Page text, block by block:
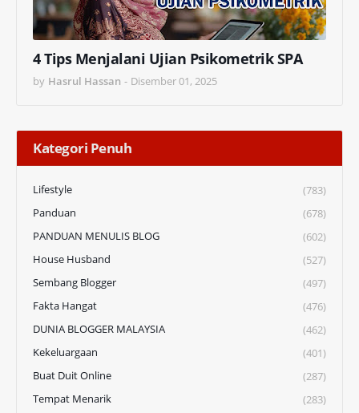
4 Tips Menjalani Ujian Psikometrik SPA
by Hasrul Hassan - Disember 01, 2025
Kategori Penuh
Lifestyle
(783)
Panduan
(678)
PANDUAN MENULIS BLOG
(602)
House Husband
(527)
Sembang Blogger
(497)
Fakta Hangat
(476)
DUNIA BLOGGER MALAYSIA
(462)
Kekeluargaan
(401)
Buat Duit Online
(287)
Tempat Menarik
(283)